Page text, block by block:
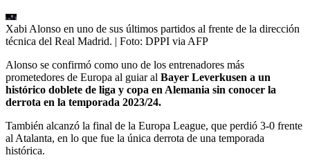
Xabi Alonso en uno de sus últimos partidos al frente de la dirección
técnica del Real Madrid. | Foto: DPPI via AFP
Alonso se confirmó como uno de los entrenadores más
prometedores de Europa al guiar al Bayer Leverkusen a un
histórico doblete de liga y copa en Alemania sin conocer la
derrota en la temporada 2023/24.
También alcanzó la final de la Europa League, que perdió 3-0 frente
al Atalanta, en lo que fue la única derrota de una temporada
histórica.